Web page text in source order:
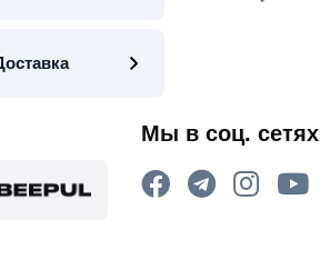
Мы в соц. сетях